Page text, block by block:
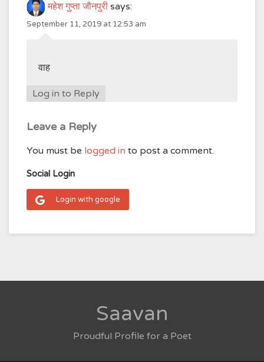
महेश गुप्ता जौनपुरी says:
September 11, 2019 at 12:53 am
वाह
Log in to Reply
Leave a Reply
You must be logged in to post a comment.
Social Login
Login with google
Saavan
Proudful Profile for a Poet